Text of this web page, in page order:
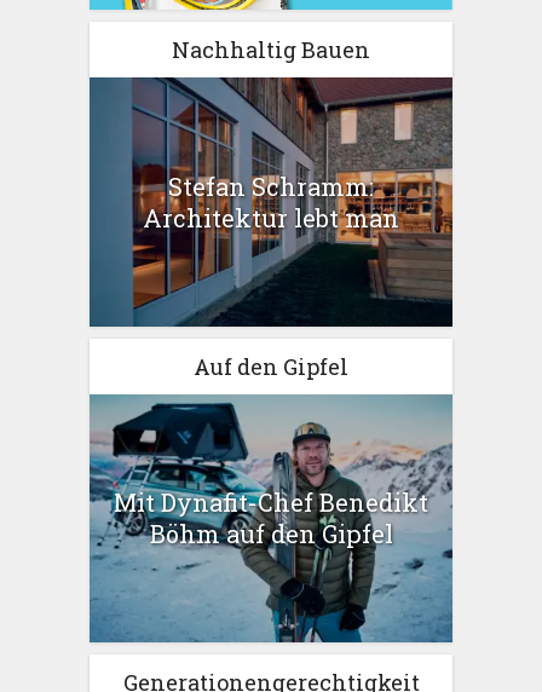
Nachhaltig Bauen
Stefan Schramm:
Architektur lebt man
Auf den Gipfel
Mit Dynafit-Chef Benedikt
Böhm auf den Gipfel
Generationengerechtigkeit